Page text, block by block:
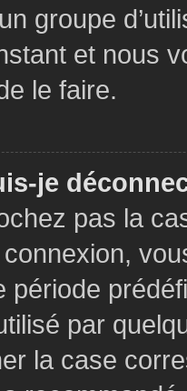
groupe
et nous
le faire.
je
pas la
période
par
la case